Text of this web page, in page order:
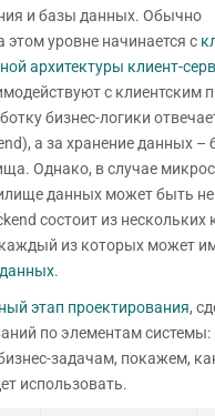
и базы данных. Обычно
этом уровне начинается с
архитектуры клиент-
с клиентским
бизнес-логики
а за хранение данных –
Однако, в случае
данных может быть не
состоит из нескольких
из которых может
.
этап проектирования,
по элементам системы:
задачам, покажем,
использовать.